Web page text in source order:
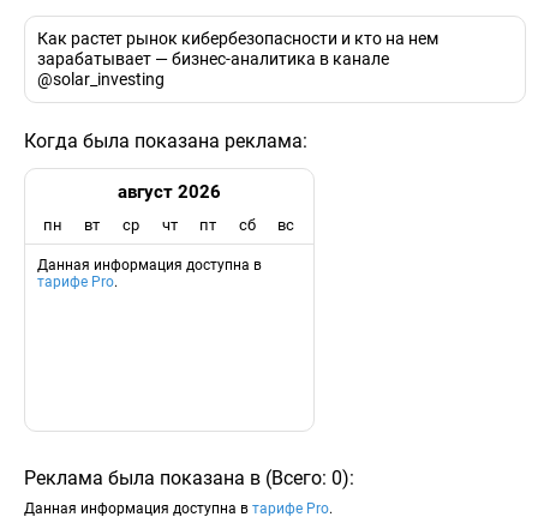
Как растет рынок кибербезопасности и кто на нем
зарабатывает — бизнес-аналитика в канале
@solar_investing
Когда была показана реклама:
август 2026
пн вт ср чт пт сб вс
Данная информация доступна в
тарифе Pro.
Реклама была показана в (Всего: 0):
Данная информация доступна в тарифе Pro.